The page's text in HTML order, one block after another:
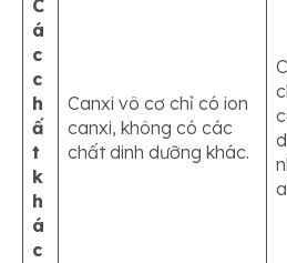
C
á
c
c
h
ấ
t
k
h
á
c
Canxi vô cơ chỉ có ion
canxi, không có các
chất dinh dưỡng khác.